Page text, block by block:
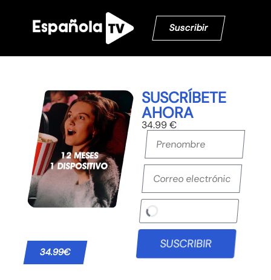
Suscribir
34.99€
SUSCRÍBETE
AHORA
34.99 €
SUSCRIBIR